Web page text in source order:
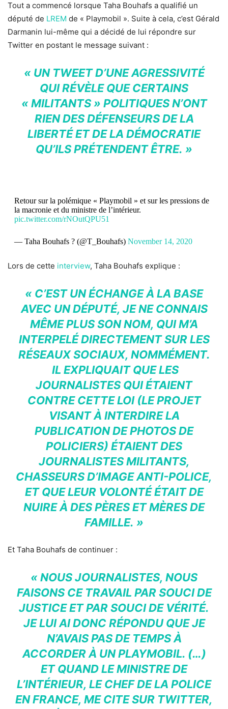
Tout a commencé lorsque Taha Bouhafs a qualifié un
député de LREM de « Playmobil ». Suite à cela, c’est Gérald
Darmanin lui-même qui a décidé de lui répondre sur
Twitter en postant le message suivant :
« UN TWEET D’UNE AGRESSIVITÉ
QUI RÉVÈLE QUE CERTAINS
« MILITANTS » POLITIQUES N’ONT
RIEN DES DÉFENSEURS DE LA
LIBERTÉ ET DE LA DÉMOCRATIE
QU’ILS PRÉTENDENT ÊTRE. »
Retour sur la polémique « Playmobil » et sur les pressions de
la macronie et du ministre de l’intérieur.
pic.twitter.com/rNOutQPU51
— Taha Bouhafs ? (@T_Bouhafs) November 14, 2020
Lors de cette interview, Taha Bouhafs explique :
« C’EST UN ÉCHANGE À LA BASE
AVEC UN DÉPUTÉ, JE NE CONNAIS
MÊME PLUS SON NOM, QUI M’A
INTERPELÉ DIRECTEMENT SUR LES
RÉSEAUX SOCIAUX, NOMMÉMENT.
IL EXPLIQUAIT QUE LES
JOURNALISTES QUI ÉTAIENT
CONTRE CETTE LOI (LE PROJET
VISANT À INTERDIRE LA
PUBLICATION DE PHOTOS DE
POLICIERS) ÉTAIENT DES
JOURNALISTES MILITANTS,
CHASSEURS D’IMAGE ANTI-POLICE,
ET QUE LEUR VOLONTÉ ÉTAIT DE
NUIRE À DES PÈRES ET MÈRES DE
FAMILLE. »
Et Taha Bouhafs de continuer :
« NOUS JOURNALISTES, NOUS
FAISONS CE TRAVAIL PAR SOUCI DE
JUSTICE ET PAR SOUCI DE VÉRITÉ.
JE LUI AI DONC RÉPONDU QUE JE
N’AVAIS PAS DE TEMPS À
ACCORDER À UN PLAYMOBIL. (…)
ET QUAND LE MINISTRE DE
L’INTÉRIEUR, LE CHEF DE LA POLICE
EN FRANCE, ME CITE SUR TWITTER,